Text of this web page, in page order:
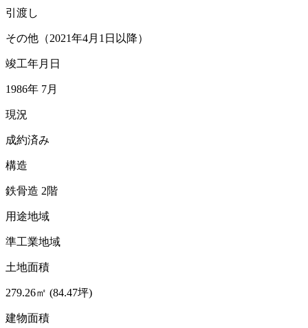
引渡し
その他（2021年4月1日以降）
竣工年月日
1986年 7月
現況
成約済み
構造
鉄骨造 2階
用途地域
準工業地域
土地面積
279.26㎡ (84.47坪)
建物面積